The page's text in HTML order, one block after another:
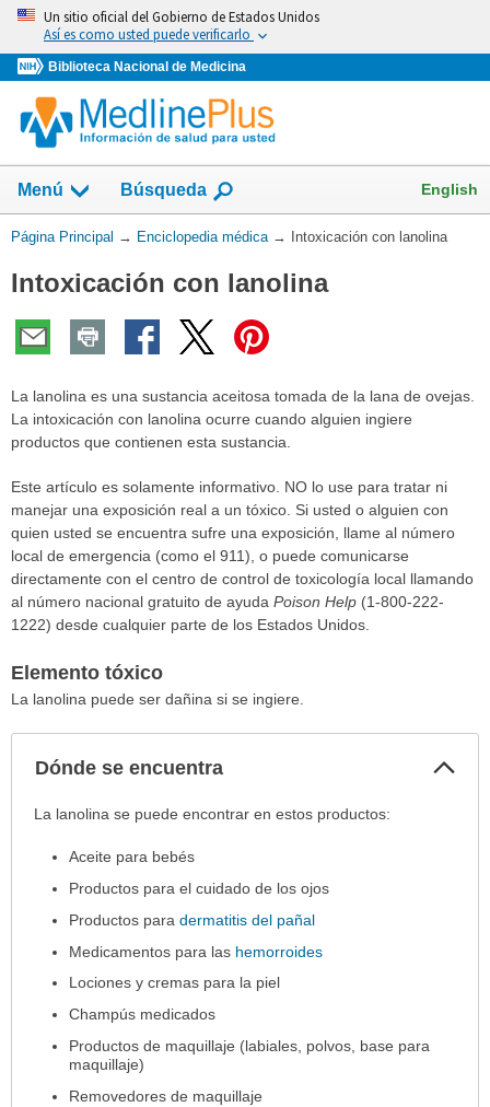
Omita
vaya
al
Contenido
Un sitio oficial del Gobierno de Estados Unidos
Así es como usted puede verificarlo
Biblioteca Nacional de Medicina
Menú Búsqueda English
Usted
aquí:
Página Principal → Enciclopedia médica → Intoxicación con lanolina
Intoxicación con lanolina
La lanolina es una sustancia aceitosa tomada de la lana de ovejas.
La intoxicación con lanolina ocurre cuando alguien ingiere
productos que contienen esta sustancia.
Este artículo es solamente informativo. NO lo use para tratar ni
manejar una exposición real a un tóxico. Si usted o alguien con
quien usted se encuentra sufre una exposición, llame al número
local de emergencia (como el 911), o puede comunicarse
directamente con el centro de control de toxicología local llamando
al número nacional gratuito de ayuda Poison Help (1-800-222-
1222) desde cualquier parte de los Estados Unidos.
Elemento tóxico
La lanolina puede ser dañina si se ingiere.
Dónde se encuentra
Dónde
encuentra
extendido.
La lanolina se puede encontrar en estos productos:
Aceite para bebés
Productos para el cuidado de los ojos
Productos paradermatitis del pañal
Medicamentos para las hemorroides
Lociones y cremas para la piel
Champús medicados
Productos de maquillaje (labiales, polvos, base para
maquillaje)
Removedores de maquillaje